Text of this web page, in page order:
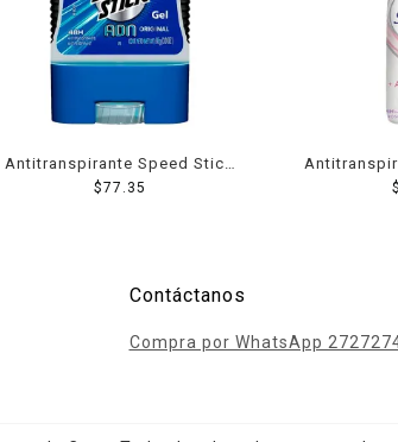
Antitranspirante Speed Stick
ADN original en gel para
$77.35
Stick
$
Contáctanos
Compra por WhatsApp